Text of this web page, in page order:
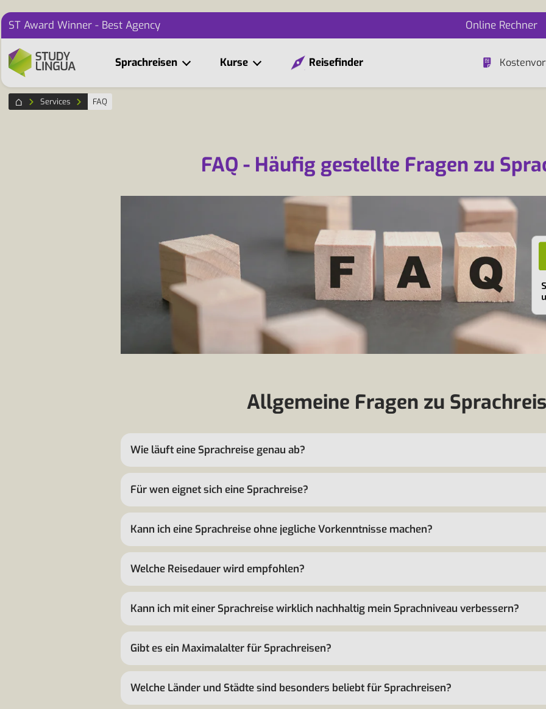
ST Award Winner - Best Agency Online Rechner
Sprachreisen Kurse Reisefinder
Services FAQ
FAQ - Häufig gestellte Fragen zu
Allgemeine Fragen zu
Wie läuft eine Sprachreise genau ab?
Für wen eignet sich eine Sprachreise?
Kann ich eine Sprachreise ohne jegliche Vorkenntnisse machen?
Welche Reisedauer wird empfohlen?
Kann ich mit einer Sprachreise wirklich nachhaltig mein Sprachniveau verbessern?
Gibt es ein Maximalalter für Sprachreisen?
Welche Länder und Städte sind besonders beliebt für Sprachreisen?